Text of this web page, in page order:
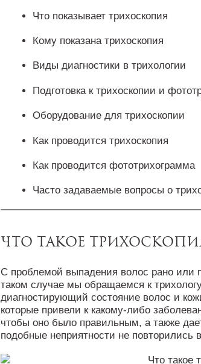
Что показывает трихоскопия
Кому показана трихоскопия
Виды диагностики в трихологии
Подготовка к трихоскопии и
Оборудование для трихоскопии
Как проводится трихоскопия
Как проводится фототрихограмма
Часто задаваемые вопросы о
Что такое
С проблемой выпадения волос рано или
таком случае мы обращаемся к
диагностирующий состояние волос и
которые привели к какому-либо
чтобы оно было правильным, а также
подобные неприятности не повторились